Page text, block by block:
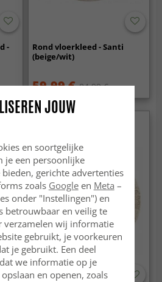
-
Rond vloerkleed - Santi
(beige/wit)
59.99 € 84.99 €
JOUW
en soortgelijke
je een persoonlijke
gerichte advertenties
zoals Googleen Meta –
onder "Instellingen") en
betrouwbaar en veilig te
verzamelen wij informatie
gebruikt, je voorkeuren
je gebruikt. Een deel
we informatie op je
en openen, zoals